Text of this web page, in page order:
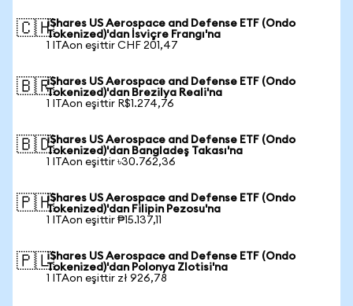
🇨🇭iShares US Aerospace and Defense ETF (Ondo
Tokenized)'dan İsviçre Frangı'na
1 ITAon eşittir CHF 201,47
🇧🇷iShares US Aerospace and Defense ETF (Ondo
Tokenized)'dan Brezilya Reali'na
1 ITAon eşittir R$1.274,76
🇧🇩iShares US Aerospace and Defense ETF (Ondo
Tokenized)'dan Bangladeş Takası'na
1 ITAon eşittir ৳30.762,36
🇵🇭iShares US Aerospace and Defense ETF (Ondo
Tokenized)'dan Filipin Pezosu'na
1 ITAon eşittir ₱15.137,11
🇵🇱iShares US Aerospace and Defense ETF (Ondo
Tokenized)'dan Polonya Zlotisi'na
1 ITAon eşittir zł 926,78